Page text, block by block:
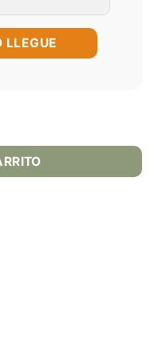
LLEGUE